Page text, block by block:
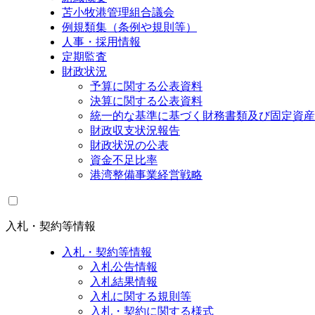
苫小牧港管理組合議会
例規類集（条例や規則等）
人事・採用情報
定期監査
財政状況
予算に関する公表資料
決算に関する公表資料
統一的な基準に基づく財務書類及び固定資
財政収支状況報告
財政状況の公表
資金不足比率
港湾整備事業経営戦略
入札・契約等情報
入札・契約等情報
入札公告情報
入札結果情報
入札に関する規則等
入札・契約に関する様式